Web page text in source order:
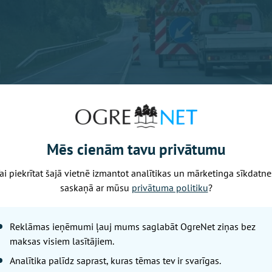
kopīgais gājēju un velosipēdistu ceļš būs 2,5
divas atpūtas vietas ar soliņu un velosipēdu statīvu.
ceļš būs savienots ar atbilstošu pašvaldības
energoefektīvu apgaismojumu, tostarp apļveida
(P10) un Kokneses šoseju (P80). Projektā noslēgts
kura līdzfinansēs apgaismojuma izbūvi no
Kalnājiem.
Mēs cienām tavu privātumu
piekrītat šajā vietnē izmantot analītikas un mārketinga
saskaņā ar mūsu privātuma politiku?
Reklāmas ieņēmumi ļauj mums saglabāt OgreNet ziņas bez
maksas visiem lasītājiem.
Analītika palīdz saprast, kuras tēmas tev ir svarīgas.